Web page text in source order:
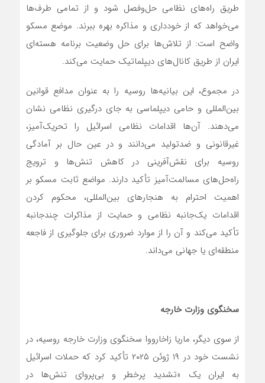
طریق راه‌های نظامی حل‌وفصل شود و از تمامی طرف‌ها
می‌خواهد که از خودداری و مذاکره بهره ببرند. موضع مسکو
واضح است: از تلاش‌ها برای حل وضعیت برنامه هسته‌ای
ایران از طریق کانال‌های دیپلماتیک حمایت می‌کند.
در مجموع، این بیانیه‌ها روسیه را به عنوان مدافع قوانین
بین‌المللی و حامی دیپلماسی به جای درگیری نظامی نشان
می‌دهند. آن‌ها اقدامات نظامی اسرائیل را تحریک‌آمیز،
غیرقانونی و ضدتولید می‌دانند و در عین حال بر آمادگی
روسیه برای نقش‌آفرینی در کاهش تنش‌ها و ترویج
راه‌حل‌های مسالمت‌آمیز تأکید دارند. مواضع ثابت مسکو بر
اهمیت احترام به هنجارهای بین‌المللی، محکوم کردن
اقدامات یک‌جانبه نظامی و حمایت از مذاکرات چندجانبه
تأکید می‌کند و آن را از موارد ضروری برای جلوگیری از فاجعه
منطقه‌ای یا جهانی می‌داند.
سخنگوی وزارت خارجه
از سوی دیگر، ماریا زاخارووا سخنگوی وزارت خارجه روسیه، در
نشست خود در ۱۹ ژوئن ۲۰۲۵ تأکید کرد که حملات اسرائیل
به ایران یک «تشدید پرخطر و بی‌پروای تنش‌ها در